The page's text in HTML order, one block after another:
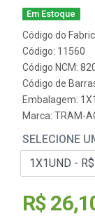
Em Estoque
Código do
Código: 11560
Código NCM:
Código de
Embalagem:
Marca: TRAM-
SELECIONE
R$